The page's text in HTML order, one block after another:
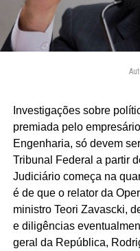
Investigações sobre
premiada pelo
Engenharia, só devem
Tribunal Federal a partir
Judiciário começa na
é de que o relator da
ministro Teori Zavascki,
e diligências
geral da República,